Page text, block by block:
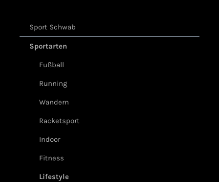
Sport Schwab
Sportarten
Fußball
Running
Wandern
Racketsport
Indoor
Fitness
Lifestyle